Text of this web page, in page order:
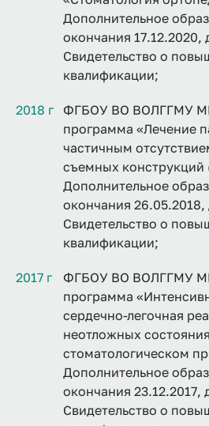
Дополнительное
окончания 17.12.2020,
Свидетельство о
квалификации;
2018 г
ФГБОУ ВО ВОЛГГМУ
программа «Лечение
частичным
съемных
Дополнительное
окончания
Свидетельство о
квалификации;
2017 г
ФГБОУ ВО ВОЛГГМУ
программа
сердечно-легочная
неотложных
стоматологическом
Дополнительное
окончания 23.12.2017,
Свидетельство о